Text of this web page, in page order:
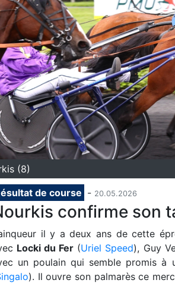
(8)
de course - 20.05.2026
confirme son
il y a deux ans de cette
Locki du Fer (Uriel Speed), Guy
un poulain qui semble promis à
). Il ouvre son palmarès ce